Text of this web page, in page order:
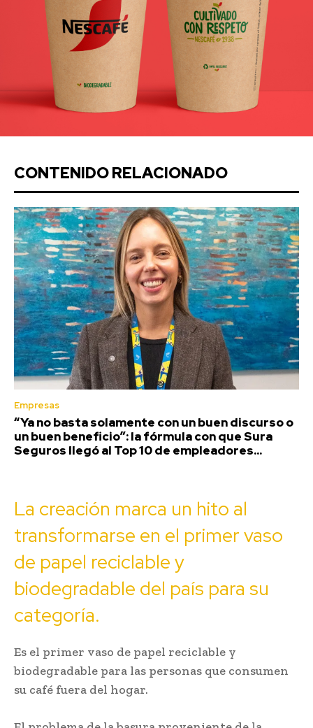
CONTENIDO RELACIONADO
Empresas
“Ya no basta solamente con un buen discurso o
un buen beneficio”: la fórmula con que Sura
Seguros llegó al Top 10 de empleadores...
La creación marca un hito al
transformarse en el primer vaso
de papel reciclable y
biodegradable del país para su
categoría.
Es el primer vaso de papel reciclable y
biodegradable para las personas que consumen
su café fuera del hogar.